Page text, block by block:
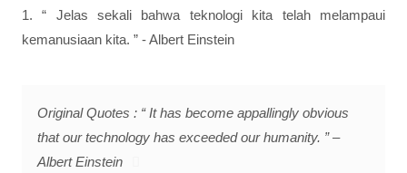
1. “ Jelas sekali bahwa teknologi kita telah melampaui
kemanusiaan kita. ” - Albert Einstein
Original Quotes : “ It has become appallingly obvious
that our technology has exceeded our humanity. ” –
Albert Einstein